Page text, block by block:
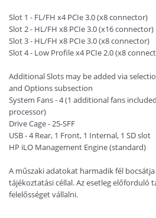
Slot 1 - FL/FH x4 PCIe 3.0 (x8 connector)
Slot 2 - HL/FH x8 PCIe 3.0 (x16 connector)
Slot 3 - HL/FH x8 PCIe 3.0 (x8 connector)
Slot 4 - Low Profile x4 PCIe 2.0 (x8
Additional Slots may be added via
and Options subsection
System Fans - 4 (1 additional fans
processor)
Drive Cage - 25-SFF
USB - 4 Rear, 1 Front, 1 Internal, 1 SD slot
HP iLO Management Engine (standard)
A műszaki adatokat harmadik fél
tájékoztatási céllal. Az esetleg
felelősséget vállalni.